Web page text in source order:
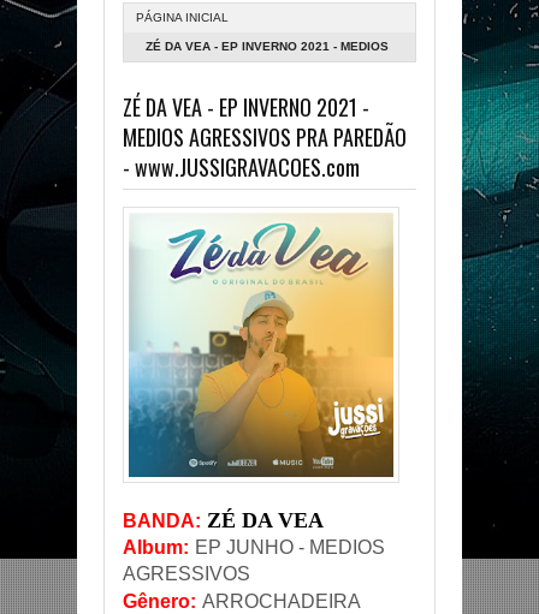
PÁGINA INICIAL
ZÉ DA VEA - EP INVERNO 2021 - MEDIOS
WWW.JUSSIGRAVACOES.COM
ZÉ DA VEA - EP INVERNO 2021 -
MEDIOS AGRESSIVOS PRA PAREDÃO
- www.JUSSIGRAVACOES.com
BANDA: ZÉ DA VEA
Album: EP JUNHO - MEDIOS
AGRESSIVOS
Gênero: ARROCHADEIRA